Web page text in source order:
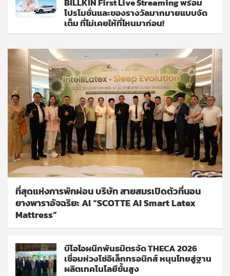
โปรโมชั่นและของรางวัลมากมายแบบจัด
เต็ม ที่ไม่เคยให้ที่ไหนมาก่อน!
ที่สุดแห่งการพักผ่อน บริษัท สายสมรเปิดตัวที่นอน
ยางพาราอัจฉริยะ AI “SCOTTE AI Smart Latex
Mattress”
บีโอไอผนึกพันธมิตรจัด THECA 2026
เชื่อมห่วงโซ่อิเล็กทรอนิกส์ หนุนไทยสู่ฐาน
ผลิตเทคโนโลยีขั้นสูง